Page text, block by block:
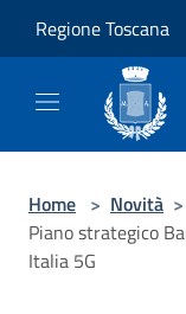
Regione Toscana
Home > Novità >
Piano strategico
Italia 5G